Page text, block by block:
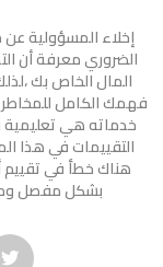
إخلاء المسؤولية
الضروري معرفة أن
المال الخاص بك
فهمك الكامل
خدماته هي تعليمية
التقييمات في هذا
هناك خطأ في تقييم
بشكل مفصل